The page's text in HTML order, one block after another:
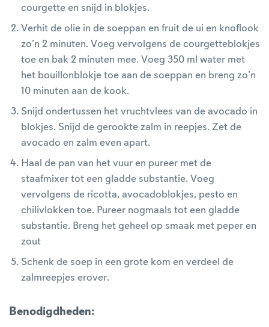
courgette en snijd in blokjes.
Verhit de olie in de soeppan en fruit de ui en knoflook
zo’n 2 minuten. Voeg vervolgens de courgetteblokjes
toe en bak 2 minuten mee. Voeg 350 ml water met
het bouillonblokje toe aan de soeppan en breng zo’n
10 minuten aan de kook.
Snijd ondertussen het vruchtvlees van de avocado in
blokjes. Snijd de gerookte zalm in reepjes. Zet de
avocado en zalm even apart.
Haal de pan van het vuur en pureer met de
staafmixer tot een gladde substantie. Voeg
vervolgens de ricotta, avocadoblokjes, pesto en
chilivlokken toe. Pureer nogmaals tot een gladde
substantie. Breng het geheel op smaak met peper en
zout
Schenk de soep in een grote kom en verdeel de
zalmreepjes erover.
Benodigdheden: